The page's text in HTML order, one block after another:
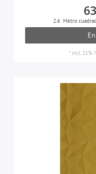
2.6 Metro
* incl. 21%